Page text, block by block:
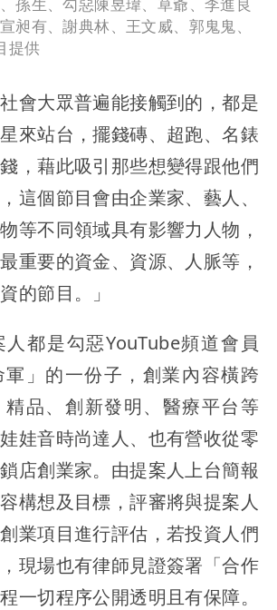
昶有、謝典林、王文威、郭鬼鬼、
提供
會大眾普遍能接觸到的，都是
來站台，擺錢磚、超跑、名錶
，藉此吸引那些想變得跟他們
這個節目會由企業家、藝人、
等不同領域具有影響力人物，
重要的資金、資源、人脈等，
的節目。」
都是勾惡YouTube頻道會員
軍」的一份子，創業內容橫跨
品、創新發明、醫療平台等
娃音時尚達人、也有營收從零
店創業家。由提案人上台簡報
構想及目標，評審將與提案人
業項目進行評估，若投資人們
現場也有律師見證簽署「合作
一切程序公開透明且有保障。